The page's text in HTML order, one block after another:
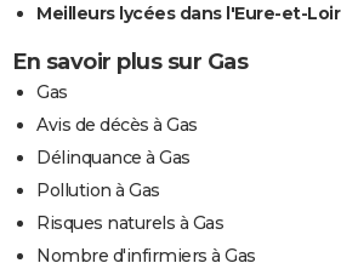
Meilleurs lycées dans l'Eure-et-Loir
En savoir plus sur Gas
Gas
Avis de décès à Gas
Délinquance à Gas
Pollution à Gas
Risques naturels à Gas
Nombre d'infirmiers à Gas